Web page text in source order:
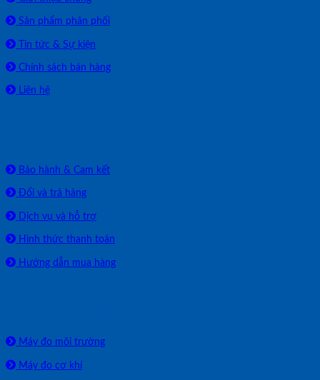
Sản phẩm phân phối
Tin tức & Sự kiện
Chính sách bán hàng
Liên hệ
Bảo hành & Cam kết
Đổi và trả hàng
Dịch vụ và hỗ trợ
Hình thức thanh toán
Hướng dẫn mua hàng
Máy đo môi trường
Máy đo cơ khí